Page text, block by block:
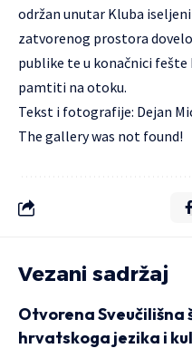
održan unutar Kluba
zatvorenog prostora
publike te u konačnici fešte
pamtiti na otoku.
Tekst i fotografije: Dejan
The gallery was not found!
Vezani sadržaj
Otvorena Sveučilišna
hrvatskoga jezika i